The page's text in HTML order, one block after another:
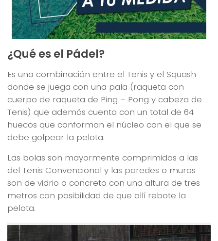
¿Qué es el Pádel?
Es una combinación entre el Tenis y el Squash
donde se juega con una pala (raqueta con
cuerpo de raqueta de Ping – Pong y cabeza de
Tenis) que además cuenta con un total de 64
huecos que conforman el núcleo con el que se
debe golpear la pelota.
Las bolas son mayormente comprimidas a las
del Tenis Convencional y las paredes o muros
son de vidrio o concreto con una altura de tres
metros con posibilidad de que allí rebote la
pelota.